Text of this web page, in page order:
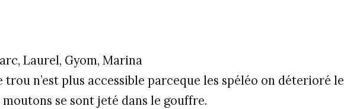
Laurel, Gyom, Marina
n’est plus accessible parceque les spéléo on déterioré le
se sont jeté dans le gouffre.